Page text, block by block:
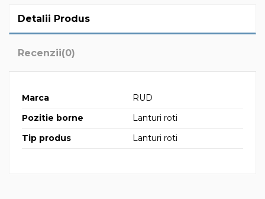
Detalii Produs
Recenzii(0)
Marca
RUD
Pozitie borne
Lanturi roti
Tip produs
Lanturi roti